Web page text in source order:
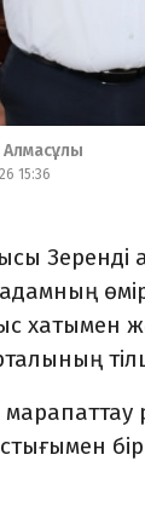
Алмасұлы
15:36
Зеренді
адамның